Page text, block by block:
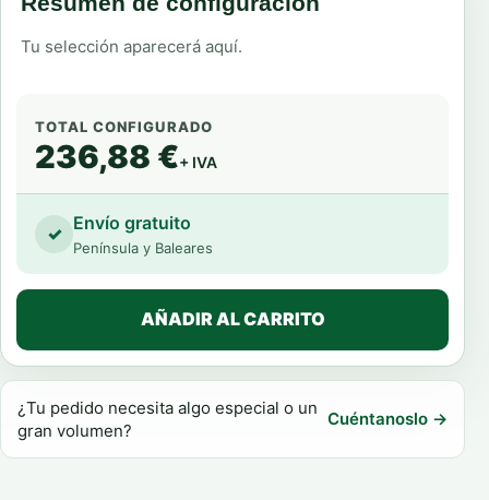
Tu selección aparecerá aquí.
TOTAL CONFIGURADO
236,88 €+ IVA
✓ Envío gratuito
Península y Baleares
AÑADIR AL CARRITO
¿Tu pedido necesita algo especial o un
gran volumen?
Cuéntanoslo →